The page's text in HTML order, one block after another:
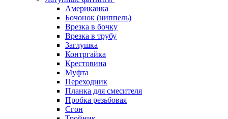
Американка
Бочонок (ниппель)
Врезка в бочку
Врезка в трубу
Заглушка
Контргайка
Крестовина
Муфта
Переходник
Планка для смесителя
Пробка резьбовая
Сгон